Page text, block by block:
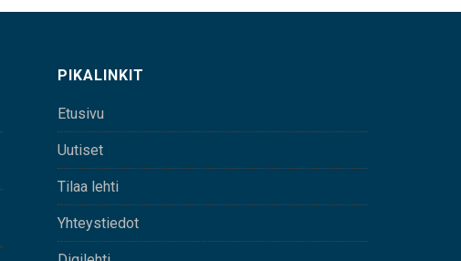
PIKALINKIT
Etusivu
Uutiset
Tilaa lehti
Yhteystiedot